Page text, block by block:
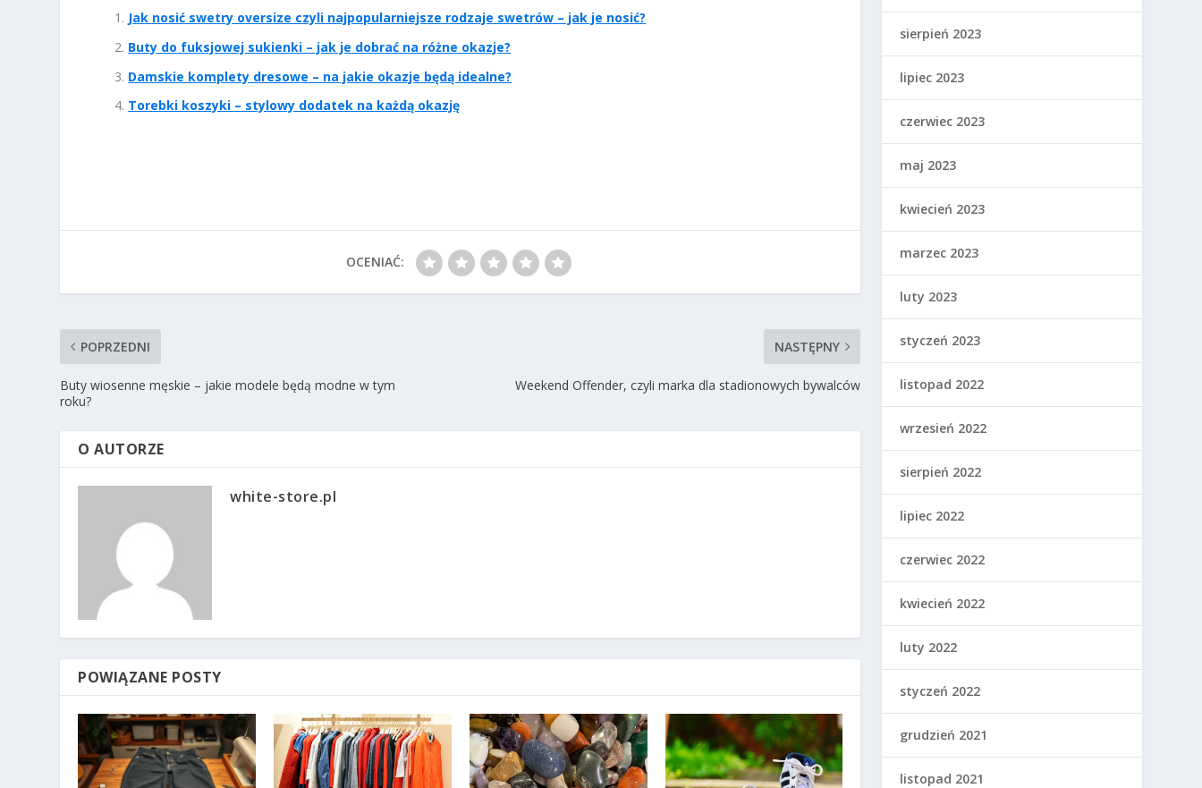
Jak nosić swetry oversize czyli najpopularniejsze rodzaje swetrów – jak je nosić?
Buty do fuksjowej sukienki – jak je dobrać na różne okazje?
Damskie komplety dresowe – na jakie okazje będą idealne?
Torebki koszyki – stylowy dodatek na każdą okazję
OCENIAĆ:
POPRZEDNI
Buty wiosenne męskie – jakie modele będą modne w tym
roku?
NASTĘPNY
Weekend Offender, czyli marka dla stadionowych bywalców
O AUTORZE
white-store.pl
POWIĄZANE POSTY
sierpień 2023
lipiec 2023
czerwiec 2023
maj 2023
kwiecień 2023
marzec 2023
luty 2023
styczeń 2023
listopad 2022
wrzesień 2022
sierpień 2022
lipiec 2022
czerwiec 2022
kwiecień 2022
luty 2022
styczeń 2022
grudzień 2021
listopad 2021